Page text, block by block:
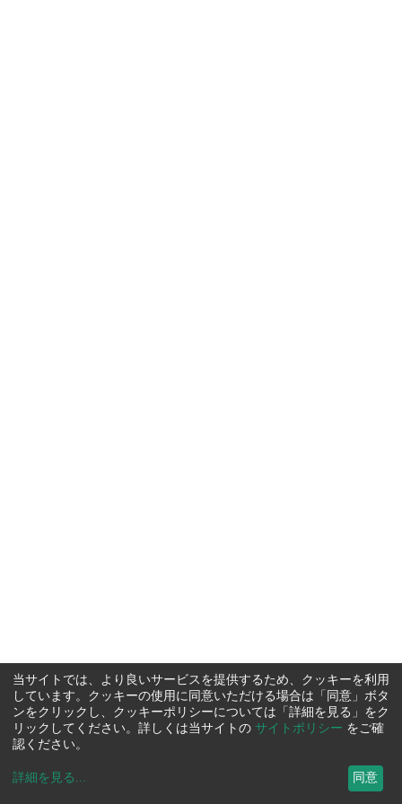
当サイトでは、より良いサービスを提供するため、クッキーを利用
しています。クッキーの使用に同意いただける場合は「同意」ボタ
ンをクリックし、クッキーポリシーについては「詳細を見る」をク
リックしてください。詳しくは当サイトの サイトポリシー をご確
認ください。
詳細を見る ... 同意